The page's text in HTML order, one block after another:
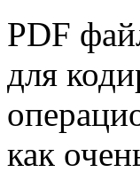
PDF
для
как